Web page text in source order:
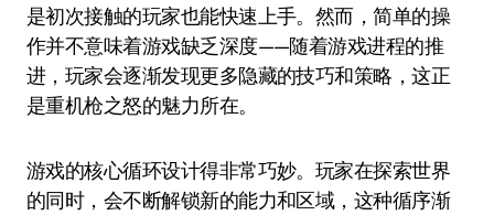
是初次接触的玩家也能快速上手。然而，简单的操
作并不意味着游戏缺乏深度——随着游戏进程的推
进，玩家会逐渐发现更多隐藏的技巧和策略，这正
是重机枪之怒的魅力所在。
游戏的核心循环设计得非常巧妙。玩家在探索世界
的同时，会不断解锁新的能力和区域，这种循序渐